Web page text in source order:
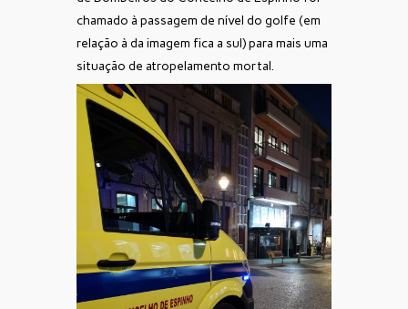
chamado à passagem de nível do golfe (em
relação à da imagem fica a sul) para mais uma
situação de atropelamento mortal.